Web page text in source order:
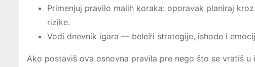
Primenjuj pravilo malih koraka: oporavak planiraj
rizike.
Vodi dnevnik igara — beleži strategije, ishode i
Ako postaviš ova osnovna pravila pre nego što se vratiš